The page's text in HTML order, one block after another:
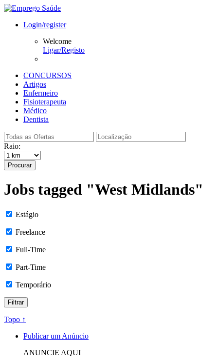
Login/register
Welcome
Ligar/Registo
CONCURSOS
Artigos
Enfermeiro
Fisioterapeuta
Médico
Dentista
Raio:
Procurar
Jobs tagged "West Midlands"
Estágio
Freelance
Full-Time
Part-Time
Temporário
Topo ↑
Publicar um Anúncio
ANUNCIE AQUI